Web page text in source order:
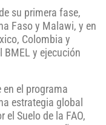
su primera fase,
Faso y Malawi, y en
Colombia y
BMEL y ejecución
el programa
estrategia global
Suelo de la FAO,